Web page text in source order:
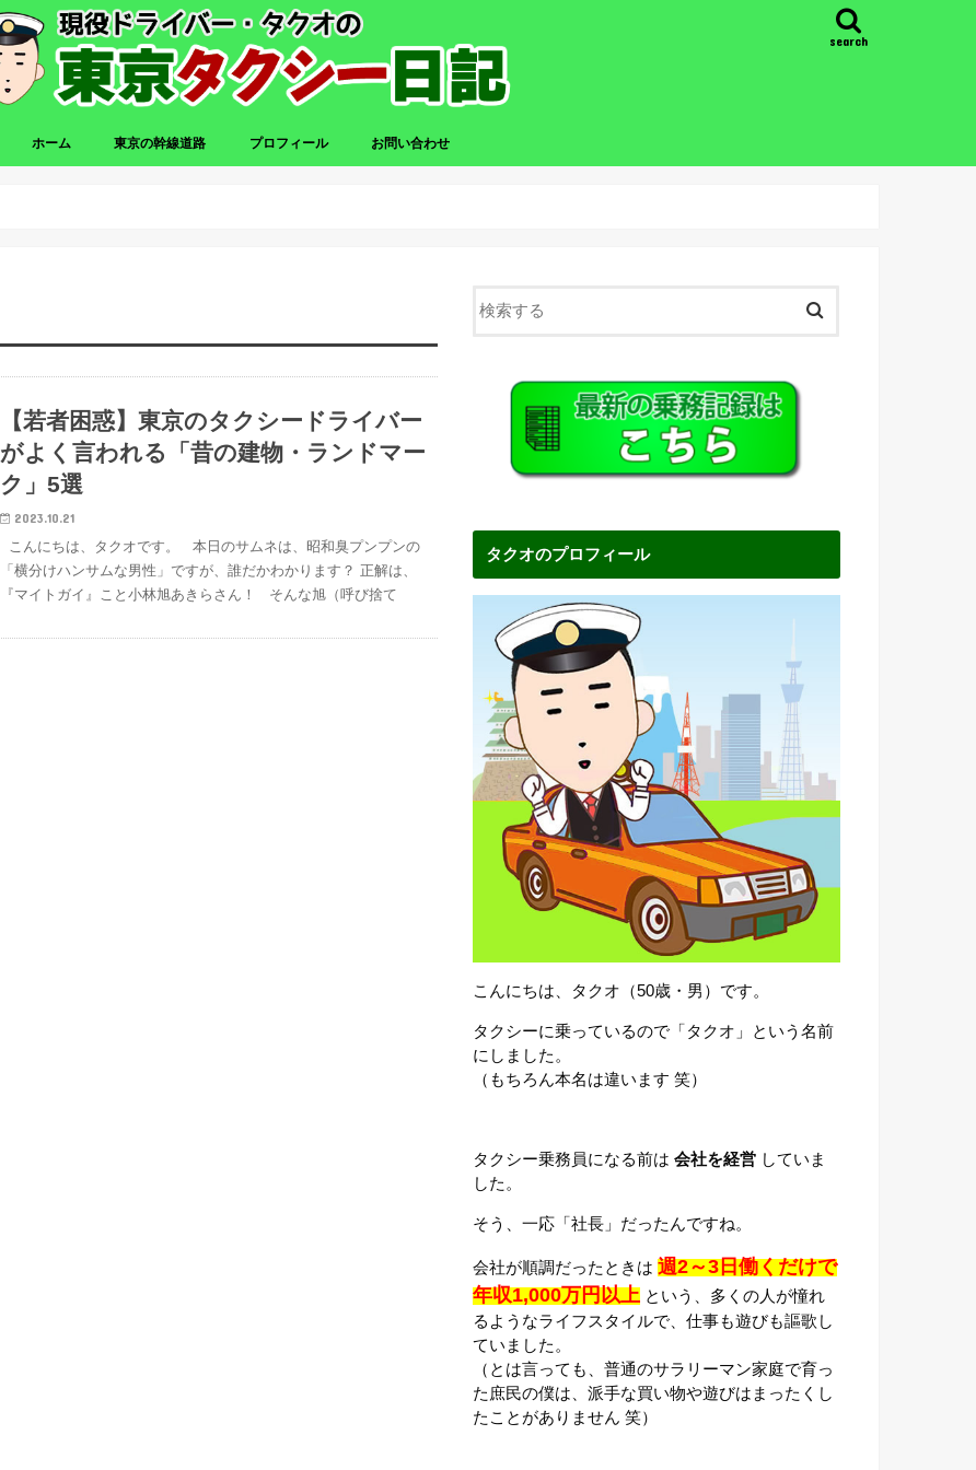
search
ホーム 東京の幹線道路 プロフィール お問い合わせ
【若者困惑】東京のタクシードライバー
がよく言われる「昔の建物・ランドマー
ク」5選
2023.10.21
こんにちは、タクオです。 本日のサムネは、昭和臭プンプンの
「横分けハンサムな男性」ですが、誰だかわかります？ 正解は、
『マイトガイ』こと小林旭あきらさん！ そんな旭（呼び捨て
タクオのプロフィール
こんにちは、タクオ（50歳・男）です。
タクシーに乗っているので「タクオ」という名前
にしました。
（もちろん本名は違います 笑）
タクシー乗務員になる前は 会社を経営 していま
した。
そう、一応「社長」だったんですね。
会社が順調だったときは 週2～3日働くだけで
年収1,000万円以上 という、多くの人が憧れ
るようなライフスタイルで、仕事も遊びも謳歌し
ていました。
（とは言っても、普通のサラリーマン家庭で育っ
た庶民の僕は、派手な買い物や遊びはまったくし
たことがありません 笑）